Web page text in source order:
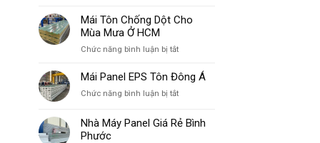
Tôn
Nhất
Bao
Nhiêu
Mái Tôn Chống Dột Cho
Mùa Mưa Ở HCM
Chức năng bình luận bị tắtở
Tôn
Chống
Dột
Mùa
Mái Panel EPS Tôn Đông Á
Chức năng bình luận bị tắtở
Panel
EPS
Nhà Máy Panel Giá Rẻ Bình
Phước